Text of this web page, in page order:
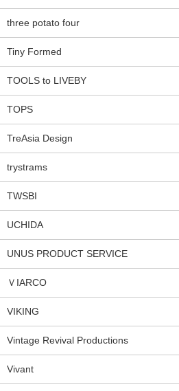
three potato four
Tiny Formed
TOOLS to LIVEBY
TOPS
TreAsia Design
trystrams
TWSBI
UCHIDA
UNUS PRODUCT SERVICE
ＶIARCO
VIKING
Vintage Revival Productions
Vivant